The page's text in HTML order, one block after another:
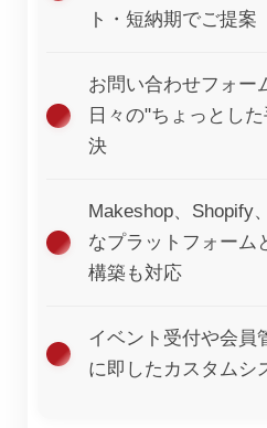
ト・短納期でご提案
お問い合わせフォー
日々の"ちょっとし
決
Makeshop、Shopify
なプラットフォーム
構築も対応
イベント受付や会員
に即したカスタムシ